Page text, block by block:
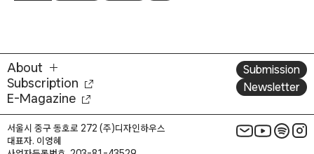
About
Subscription
E-Magazine
Submission
Newsletter
서울시 중구 동호로 272 (주)디자인하우스
대표자. 이영혜